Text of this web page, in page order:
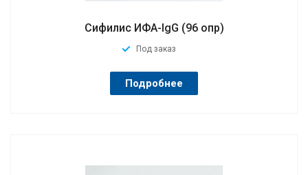
Сифилис ИФА-IgG (96 опр)
Под заказ
Подробнее